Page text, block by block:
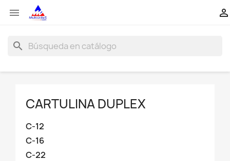
 
search
CARTULINA DUPLEX
C-12
C-16
C-22